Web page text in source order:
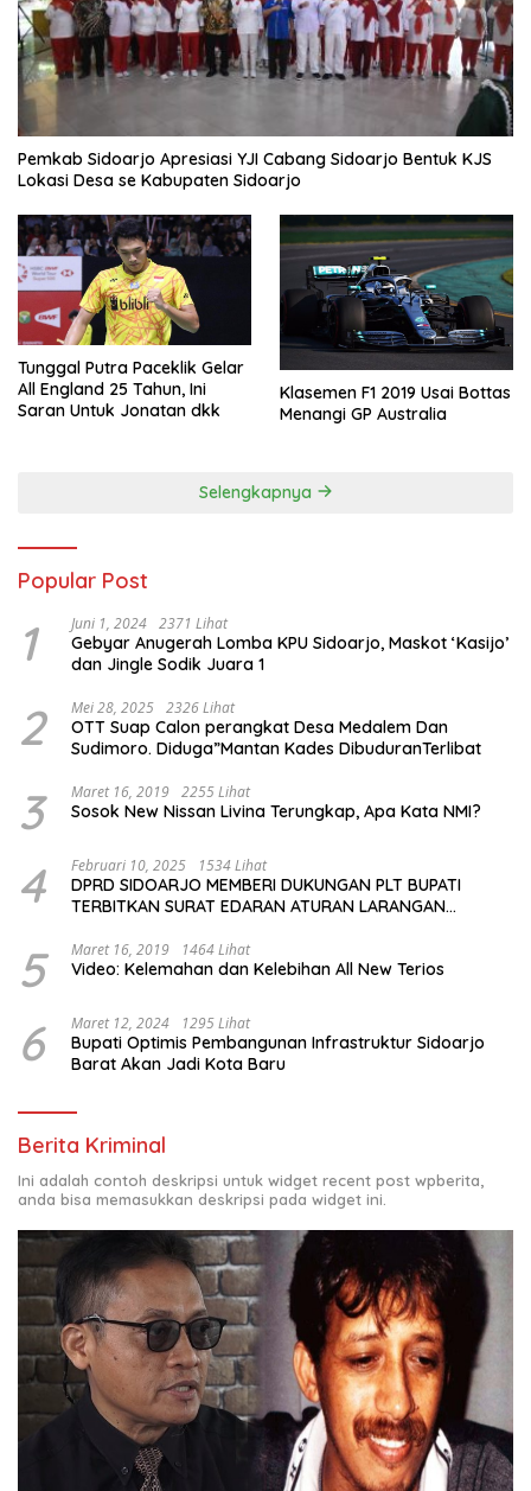
Pemkab Sidoarjo Apresiasi YJI Cabang Sidoarjo Bentuk KJS
Lokasi Desa se Kabupaten Sidoarjo
Tunggal Putra Paceklik Gelar
All England 25 Tahun, Ini
Saran Untuk Jonatan dkk
Klasemen F1 2019 Usai Bottas
Menangi GP Australia
Selengkapnya
Popular Post
1 Juni 1, 2024 2371 Lihat
Gebyar Anugerah Lomba KPU Sidoarjo, Maskot ‘Kasijo’
dan Jingle Sodik Juara 1
2 Mei 28, 2025 2326 Lihat
OTT Suap Calon perangkat Desa Medalem Dan
Sudimoro. Diduga”Mantan Kades DibuduranTerlibat
3 Maret 16, 2019 2255 Lihat
Sosok New Nissan Livina Terungkap, Apa Kata NMI?
4 Februari 10, 2025 1534 Lihat
DPRD SIDOARJO MEMBERI DUKUNGAN PLT BUPATI
TERBITKAN SURAT EDARAN ATURAN LARANGAN
KELUAR KOTA
5 Maret 16, 2019 1464 Lihat
Video: Kelemahan dan Kelebihan All New Terios
6 Maret 12, 2024 1295 Lihat
Bupati Optimis Pembangunan Infrastruktur Sidoarjo
Barat Akan Jadi Kota Baru
Berita Kriminal
Ini adalah contoh deskripsi untuk widget recent post wpberita,
anda bisa memasukkan deskripsi pada widget ini.